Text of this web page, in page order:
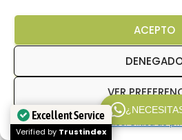
ACEPTO
VER
Política de cookiesPolitica de
Excellent Service
Verified by Trustindex